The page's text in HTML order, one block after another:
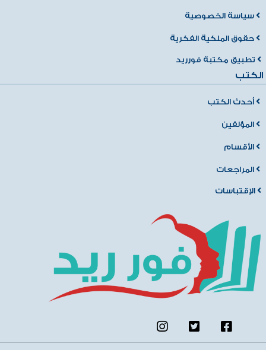
سياسة الخصوصية
حقوق الملكية الفكرية
تطبيق مكتبة فورريد
الكتب
أحدث الكتب
المؤلفين
الأقسام
المراجعات
الإقتباسات